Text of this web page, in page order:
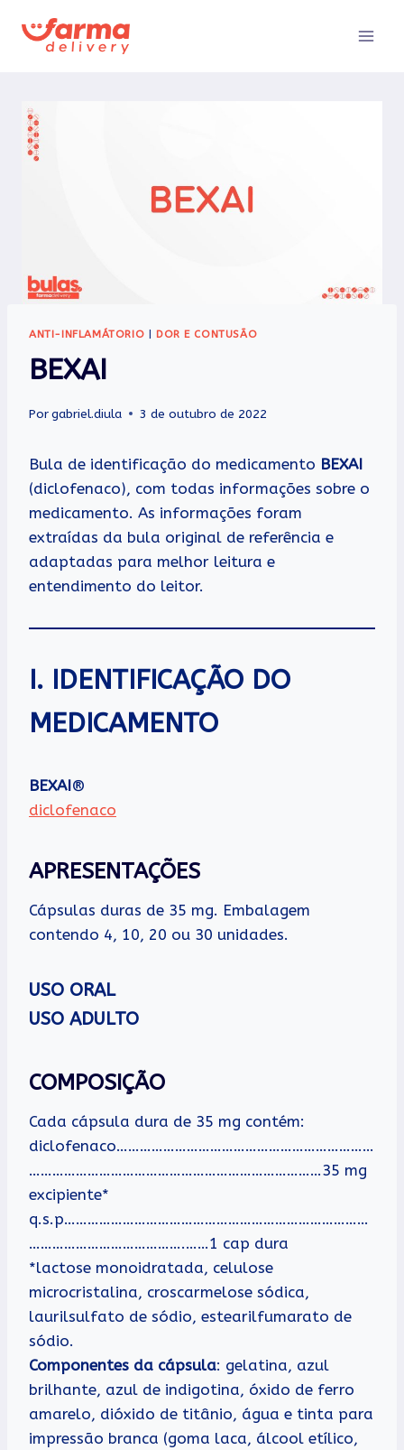
para
ANTI-INFLAMÁTORIO DOR E CONTUSÃO
BEXAI
Porgabriel.diula 3 de outubro de 2022
Bula de identificação do medicamento BEXAI
(diclofenaco), com todas informações sobre o
medicamento. As informações foram
extraídas da bula original de referência e
adaptadas para melhor leitura e
entendimento do leitor.
I. IDENTIFICAÇÃO DO
MEDICAMENTO
BEXAI®
diclofenaco
APRESENTAÇÕES
Cápsulas duras de 35 mg. Embalagem
contendo 4, 10, 20 ou 30 unidades.
USO ORAL
USO ADULTO
COMPOSIÇÃO
Cada cápsula dura de 35 mg contém:
diclofenaco…………………………………………………………
…………………………………………………………………35 mg
excipiente*
q.s.p……………………………………………………………………
………………………………….……1 cap dura
*lactose monoidratada, celulose
microcristalina, croscarmelose sódica,
laurilsulfato de sódio, estearilfumarato de
sódio.
Componentes da cápsula: gelatina, azul
brilhante, azul de indigotina, óxido de ferro
amarelo, dióxido de titânio, água e tinta para
impressão branca (goma laca, álcool etílico,